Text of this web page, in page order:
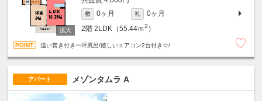
敷 0ヶ月 礼
0ヶ月
2階 2LDK（55.44ｍ2 ）
追い焚き付き一坪風呂/嬉しいエアコン2台付き☆/
アパート メゾンタムラ A